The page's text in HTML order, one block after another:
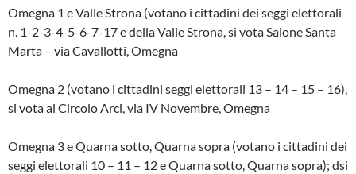
Omegna 1 e Valle Strona (votano i cittadini dei seggi elettorali
n. 1-2-3-4-5-6-7-17 e della Valle Strona, si vota Salone Santa
Marta – via Cavallotti, Omegna
Omegna 2 (votano i cittadini seggi elettorali 13 – 14 – 15 – 16),
si vota al Circolo Arci, via IV Novembre, Omegna
Omegna 3 e Quarna sotto, Quarna sopra (votano i cittadini dei
seggi elettorali 10 – 11 – 12 e Quarna sotto, Quarna sopra); dsi